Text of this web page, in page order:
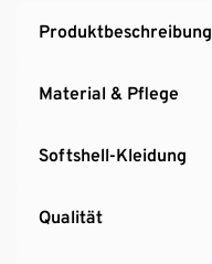
Produktbeschreibung
Material & Pflege
Softshell-Kleidung
Qualität